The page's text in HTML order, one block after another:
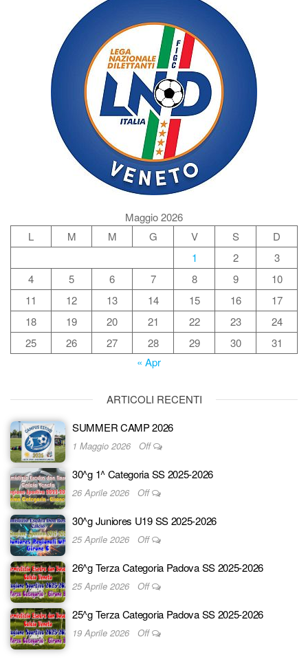
Maggio 2026
L
M M G V S
D
1
2
3
4
5 6 7 8 9
10
11
12 13 14 15 16
17
18
19 20 21 22 23
24
25
26 27 28 29 30
31
« Apr
ARTICOLI RECENTI
SUMMER CAMP 2026
1 Maggio 2026 Off
30^g 1^ Categoria SS 2025-2026
26 Aprile 2026 Off
30^g Juniores U19 SS 2025-2026
25 Aprile 2026 Off
26^g Terza Categoria Padova SS 2025-2026
25 Aprile 2026 Off
25^g Terza Categoria Padova SS 2025-2026
19 Aprile 2026 Off